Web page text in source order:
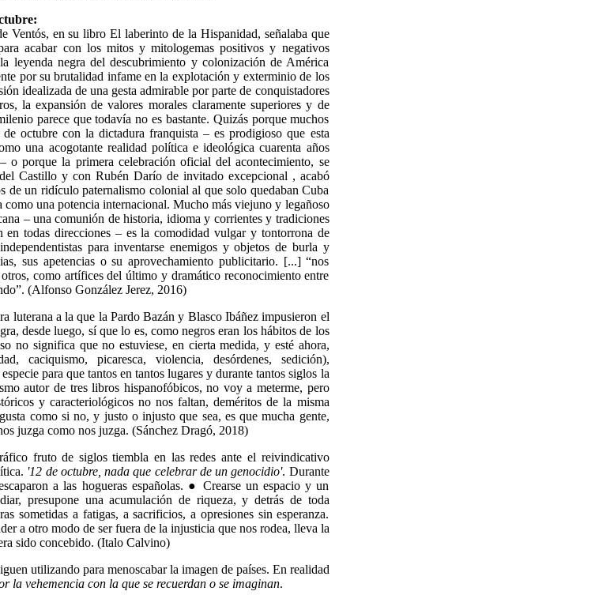
Ventós, en su libro El laberinto de la Hispanidad, señalaba que
acabar con los mitos y mitologemas positivos y negativos
leyenda negra del descubrimiento y colonización de América
por su brutalidad infame en la explotación y exterminio de los
idealizada de una gesta admirable por parte de conquistadores
la expansión de valores morales claramente superiores y de
parece que todavía no es bastante. Quizás porque muchos
octubre con la dictadura franquista – es prodigioso que esta
una acogotante realidad política e ideológica cuarenta años
o porque la primera celebración oficial del acontecimiento, se
Castillo y con Rubén Darío de invitado excepcional , acabó
de un ridículo paternalismo colonial al que solo quedaban Cuba
como una potencia internacional. Mucho más viejuno y legañoso
– una comunión de historia, idioma y corrientes y tradiciones
en todas direcciones – es la comodidad vulgar y tontorrona de
para inventarse enemigos y objetos de burla y
sus apetencias o su aprovechamiento publicitario. [...] “nos
como artífices del último y dramático reconocimiento entre
(Alfonso González Jerez, 2016)
luterana a la que la Pardo Bazán y Blasco Ibáñez impusieron el
desde luego, sí que lo es, como negros eran los hábitos de los
no significa que no estuviese, en cierta medida, y esté ahora,
caciquismo, picaresca, violencia, desórdenes, sedición),
para que tantos en tantos lugares y durante tantos siglos la
autor de tres libros hispanofóbicos, no voy a meterme, pero
y caracteriológicos no nos faltan, deméritos de la misma
como si no, y justo o injusto que sea, es que mucha gente,
juzga como nos juzga. (Sánchez Dragó, 2018)
fruto de siglos tiembla en las redes ante el reivindicativo
'12 de octubre, nada que celebrar de un genocidio'. Durante
a las hogueras españolas. ● Crearse un espacio y un
presupone una acumulación de riqueza, y detrás de toda
sometidas a fatigas, a sacrificios, a opresiones sin esperanza.
a otro modo de ser fuera de la injusticia que nos rodea, lleva la
sido concebido. (Italo Calvino)
utilizando para menoscabar la imagen de países. En realidad
la vehemencia con la que se recuerdan o se imaginan.